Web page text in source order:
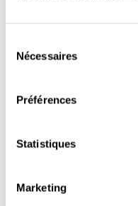
Nécessaires
Préférences
Statistiques
Marketing